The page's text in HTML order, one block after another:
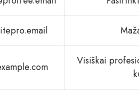
Visiškai